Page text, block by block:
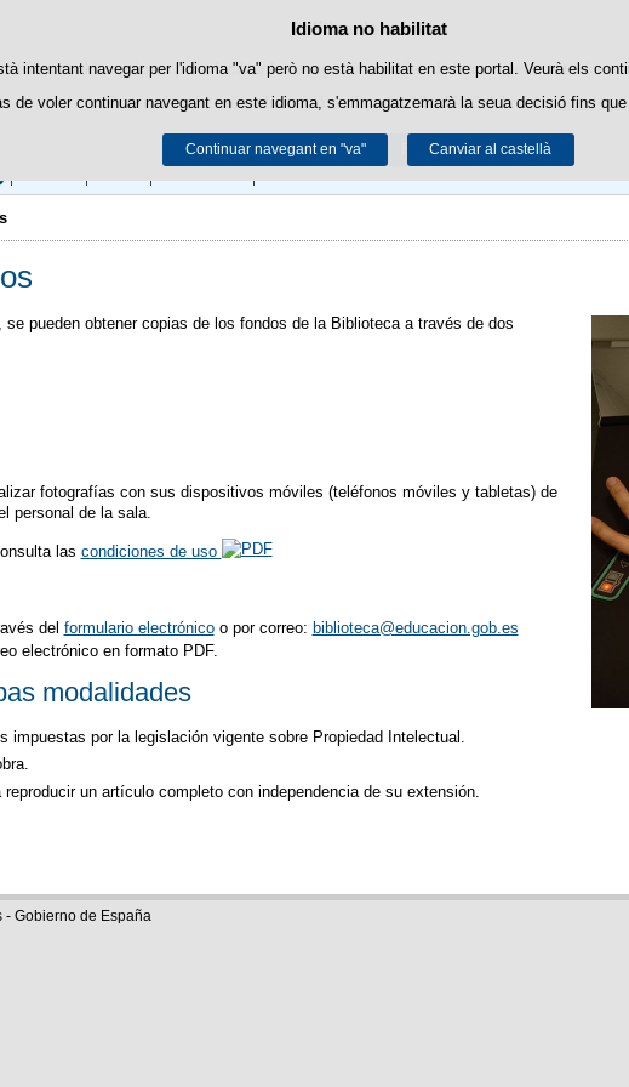
Política de cookies
utilitza cookies pròpies per a facilitar la navegació i cookies de tercers per a obtindre
Podeu obtindre més informació en l'apartat "Cookies" del nostreavís legal.
Acceptar Rebutjar
Idioma no habilitat
intentant navegar per l'idioma "va" però no està habilitat en este portal. Veurà els
de voler continuar navegant en este idioma, s'emmagatzemarà la seua decisió fins que
Continuar navegant en "va" Canviar al castellà
Passar al contingut
Mi Cuenta Acceso y Horario
pueden obtener copias de los fondos de la Biblioteca a través de dos
fotografías con sus dispositivos móviles (teléfonos móviles y tabletas) de
personal de la sala.
las condiciones de uso
del formulario electrónicoo por correo: biblioteca@educacion.gob.es
electrónico en formato PDF.
modalidades
impuestas por la legislación vigente sobre Propiedad Intelectual.
un artículo completo con independencia de su extensión.
Gobierno de España